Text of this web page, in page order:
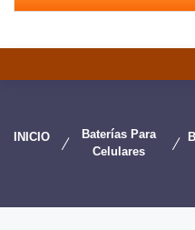
INICIO
Baterías Para
Celulares